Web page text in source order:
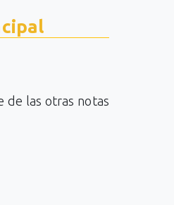
de las otras notas